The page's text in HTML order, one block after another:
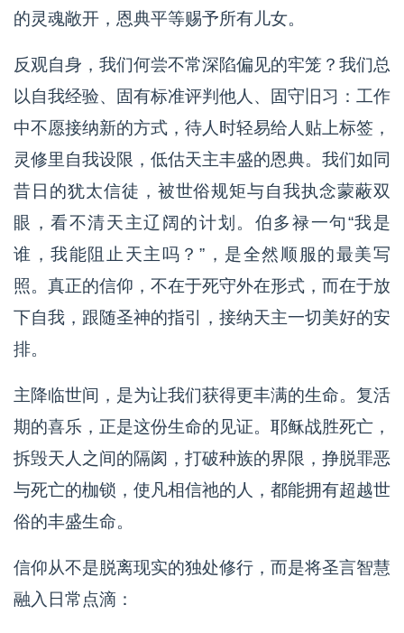
的灵魂敞开，恩典平等赐予所有儿女。
反观自身，我们何尝不常深陷偏见的牢笼？我们总
以自我经验、固有标准评判他人、固守旧习：工作
中不愿接纳新的方式，待人时轻易给人贴上标签，
灵修里自我设限，低估天主丰盛的恩典。我们如同
昔日的犹太信徒，被世俗规矩与自我执念蒙蔽双
眼，看不清天主辽阔的计划。伯多禄一句“我是
谁，我能阻止天主吗？”，是全然顺服的最美写
照。真正的信仰，不在于死守外在形式，而在于放
下自我，跟随圣神的指引，接纳天主一切美好的安
排。
主降临世间，是为让我们获得更丰满的生命。复活
期的喜乐，正是这份生命的见证。耶稣战胜死亡，
拆毁天人之间的隔阂，打破种族的界限，挣脱罪恶
与死亡的枷锁，使凡相信祂的人，都能拥有超越世
俗的丰盛生命。
信仰从不是脱离现实的独处修行，而是将圣言智慧
融入日常点滴：